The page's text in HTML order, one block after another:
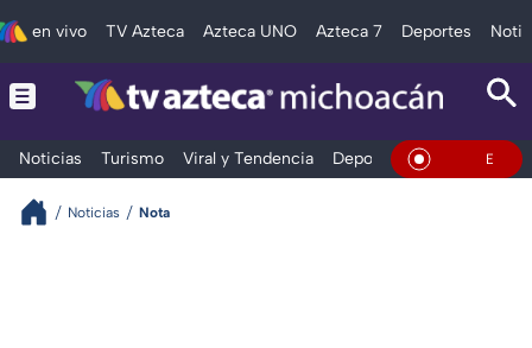
en vivo TV Azteca Azteca UNO Azteca 7 Deportes
Noticias Turismo Viral y Tendencia Deportes Espectáculos
En Vivo
Noticias Nota